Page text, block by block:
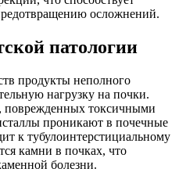
осложнений.
патологии
продукты неполного
нагрузку на почки.
поврежденных токсичными
проникают в почечные
к тубулоинтерстициальному
камни в почках, что
болезни.